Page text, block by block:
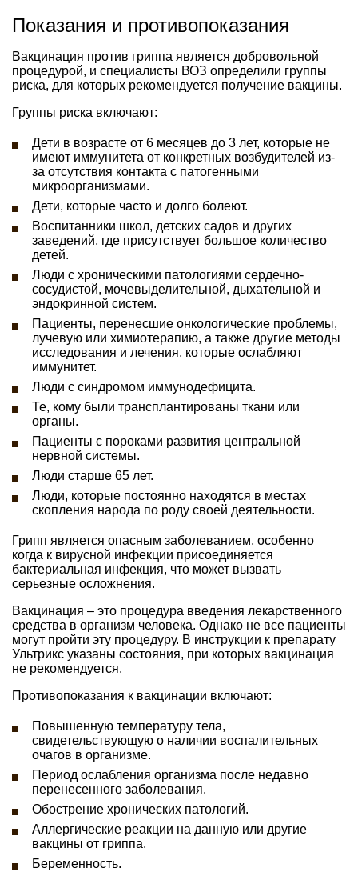
Показания и противопоказания
Вакцинация против гриппа является добровольной
процедурой, и специалисты ВОЗ определили группы
риска, для которых рекомендуется получение вакцины.
Группы риска включают:
Дети в возрасте от 6 месяцев до 3 лет, которые не
имеют иммунитета от конкретных возбудителей из-
за отсутствия контакта с патогенными
микроорганизмами.
Дети, которые часто и долго болеют.
Воспитанники школ, детских садов и других
заведений, где присутствует большое количество
детей.
Люди с хроническими патологиями сердечно-
сосудистой, мочевыделительной, дыхательной и
эндокринной систем.
Пациенты, перенесшие онкологические проблемы,
лучевую или химиотерапию, а также другие методы
исследования и лечения, которые ослабляют
иммунитет.
Люди с синдромом иммунодефицита.
Те, кому были трансплантированы ткани или
органы.
Пациенты с пороками развития центральной
нервной системы.
Люди старше 65 лет.
Люди, которые постоянно находятся в местах
скопления народа по роду своей деятельности.
Грипп является опасным заболеванием, особенно
когда к вирусной инфекции присоединяется
бактериальная инфекция, что может вызвать
серьезные осложнения.
Вакцинация – это процедура введения лекарственного
средства в организм человека. Однако не все пациенты
могут пройти эту процедуру. В инструкции к препарату
Ультрикс указаны состояния, при которых вакцинация
не рекомендуется.
Противопоказания к вакцинации включают:
Повышенную температуру тела,
свидетельствующую о наличии воспалительных
очагов в организме.
Период ослабления организма после недавно
перенесенного заболевания.
Обострение хронических патологий.
Аллергические реакции на данную или другие
вакцины от гриппа.
Беременность.